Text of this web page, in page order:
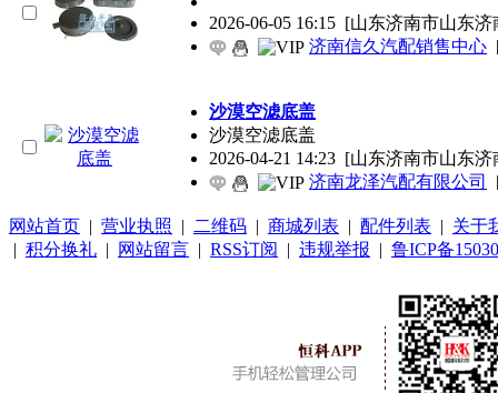
2026-06-05 16:15 [山东济南市山东
济南信久汽配销售中心
沙漠空滤底盖
沙漠空滤底盖
2026-04-21 14:23 [山东济南市山东
济南龙泽汽配有限公司
网站首页 | 营业执照 | 二维码 | 商城列表 | 配件列表 | 关于
| 积分换礼 | 网站留言 | RSS订阅 | 违规举报 | 鲁ICP备